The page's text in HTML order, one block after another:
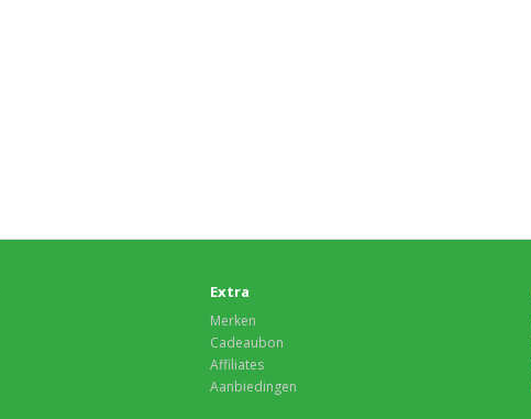
Extra
Merken
Cadeaubon
Affiliates
Aanbiedingen